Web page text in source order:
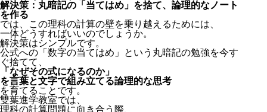
解決策：丸暗記の「当てはめ」を捨て、論理的なノート
を作る
では、この理科の計算の壁を乗り越えるためには、
一体どうすればいいのでしょうか。
解決策はシンプルです。
公式への「数字の当てはめ」という丸暗記の勉強を今す
ぐ捨てて、
「なぜその式になるのか」
を言葉と文字で組み立てる論理的な思考
を育てることです。
雙葉進学教室では、
理科の計算問題に向き合う際、